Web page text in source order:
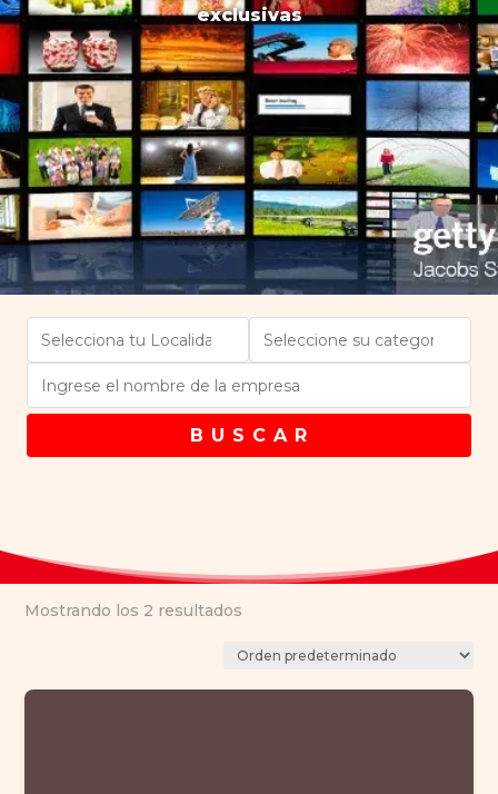
exclusivas
B U S C A R
Mostrando los 2 resultados